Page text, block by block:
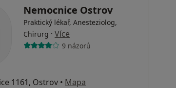
Nemocnice Ostrov
Praktický lékař, Anesteziolog,
Chirurg · Více
9 názorů
1161, Ostrov • Mapa